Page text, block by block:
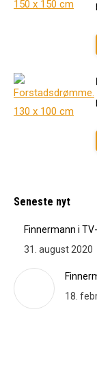
Seneste nyt
Finnermann i
31. august 2020
18.